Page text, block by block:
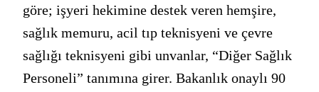
göre; işyeri hekimine destek veren hemşire,
sağlık memuru, acil tıp teknisyeni ve çevre
sağlığı teknisyeni gibi unvanlar, “Diğer Sağlık
Personeli” tanımına girer. Bakanlık onaylı 90